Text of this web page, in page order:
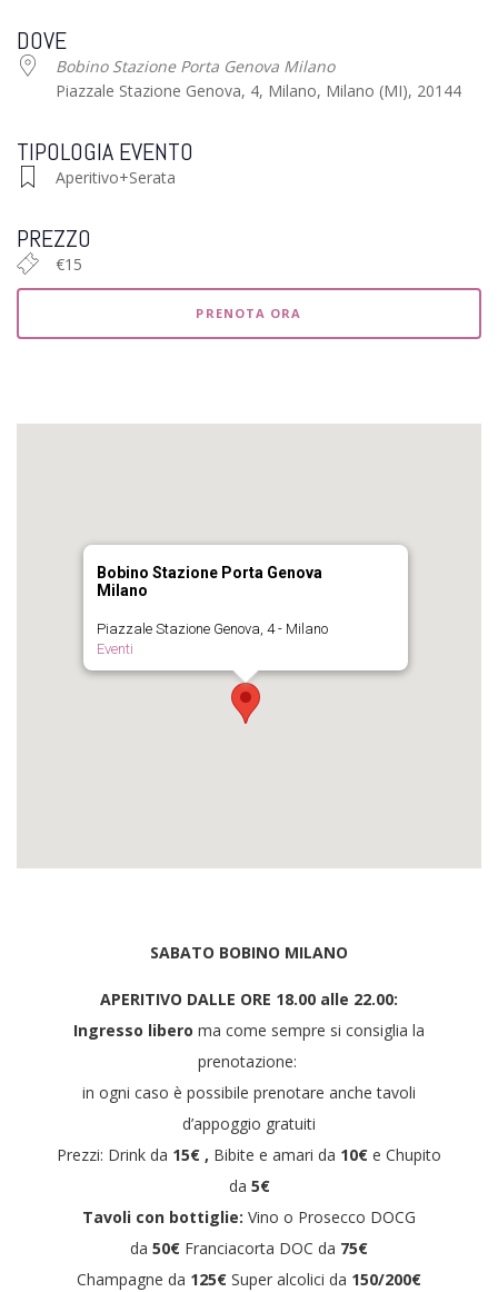
DOVE
Bobino Stazione Porta Genova Milano
Piazzale Stazione Genova, 4, Milano, Milano (MI), 20144
TIPOLOGIA EVENTO
Aperitivo+Serata
PREZZO
€15
PRENOTA ORA
Bobino Stazione Porta Genova
Milano
Piazzale Stazione Genova, 4 - Milano
Eventi
SABATO BOBINO MILANO
APERITIVO DALLE ORE 18.00 alle 22.00:
Ingresso libero ma come sempre si consiglia la
prenotazione:
in ogni caso è possibile prenotare anche tavoli
d’appoggio gratuiti
Prezzi: Drink da 15€ , Bibite e amari da 10€ e Chupito
da 5€
Tavoli con bottiglie: Vino o Prosecco DOCG
da 50€ Franciacorta DOC da 75€
Champagne da 125€ Super alcolici da 150/200€